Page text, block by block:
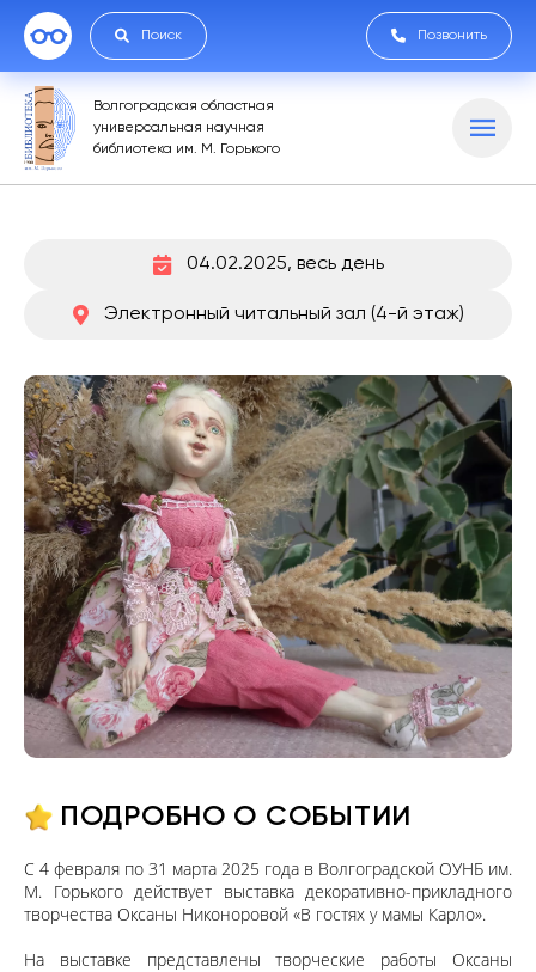
Поиск Позвонить
Волгоградская областная
универсальная научная
библиотека им. М. Горького
04.02.2025, весь день
Электронный читальный зал (4-й этаж)
ПОДРОБНО О СОБЫТИИ
С 4 февраля по 31 марта 2025 года в Волгоградской ОУНБ им.
М. Горького действует выставка декоративно-прикладного
творчества Оксаны Никоноровой «В гостях у мамы Карло».
На выставке представлены творческие работы Оксаны